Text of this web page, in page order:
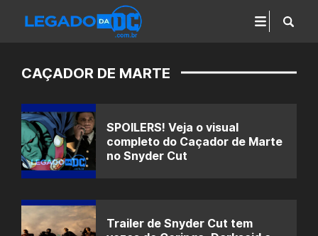
CAÇADOR DE MARTE
SPOILERS! Veja o visual
completo do Caçador de Marte
no Snyder Cut
Trailer de Snyder Cut tem